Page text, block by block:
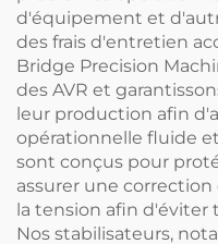
d'équipement et
des frais d'entretien
Bridge Precision
des AVR et
leur production afin
opérationnelle fluide
sont conçus pour
assurer une
la tension afin d'éviter
Nos stabilisateurs,